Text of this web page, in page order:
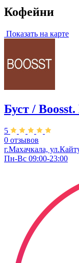
Кофейни
Показать на карте
Буст /
5
0 отзывов
г.Махачкала,
Пн-Вс 09:00-23:00